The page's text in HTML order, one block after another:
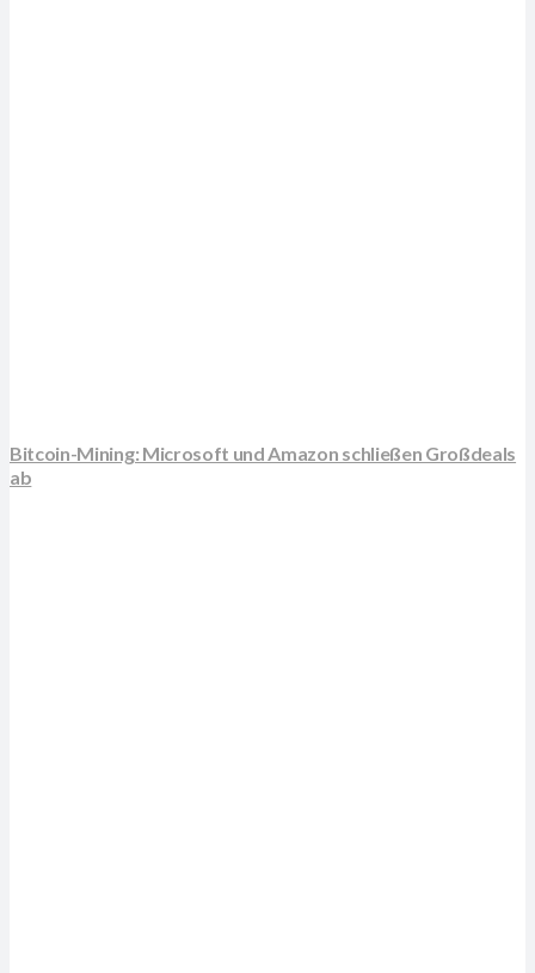
Bitcoin-Mining: Microsoft und Amazon schließen Großdeals
ab